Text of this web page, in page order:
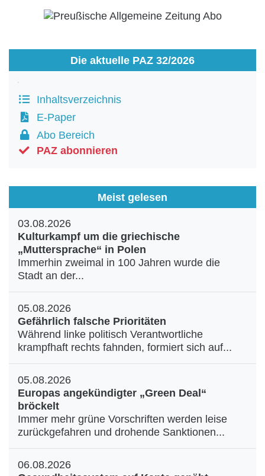
Die aktuelle PAZ 32/2026
Inhaltsverzeichnis
E-Paper
Abo Bereich
PAZ abonnieren
Meist gelesen
03.08.2026
Kulturkampf um die griechische
„Muttersprache“ in Polen
Immerhin zweimal in 100 Jahren wurde die
Stadt an der...
05.08.2026
Gefährlich falsche Prioritäten
Während linke politisch Verantwortliche
krampfhaft rechts fahnden, formiert sich auf...
05.08.2026
Europas angekündigter „Green Deal“
bröckelt
Immer mehr grüne Vorschriften werden leise
zurückgefahren und drohende Sanktionen...
06.08.2026